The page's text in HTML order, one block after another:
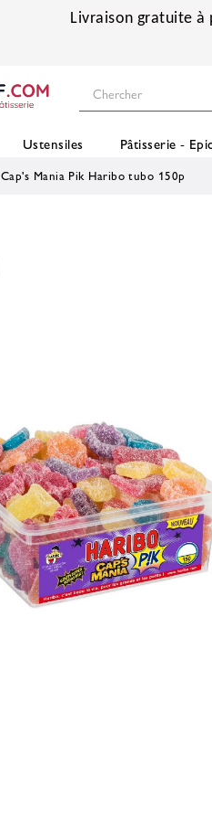
Livraison gratuite
Ustensiles Pâtisserie -
Cap's Mania Pik Haribo tubo 150p